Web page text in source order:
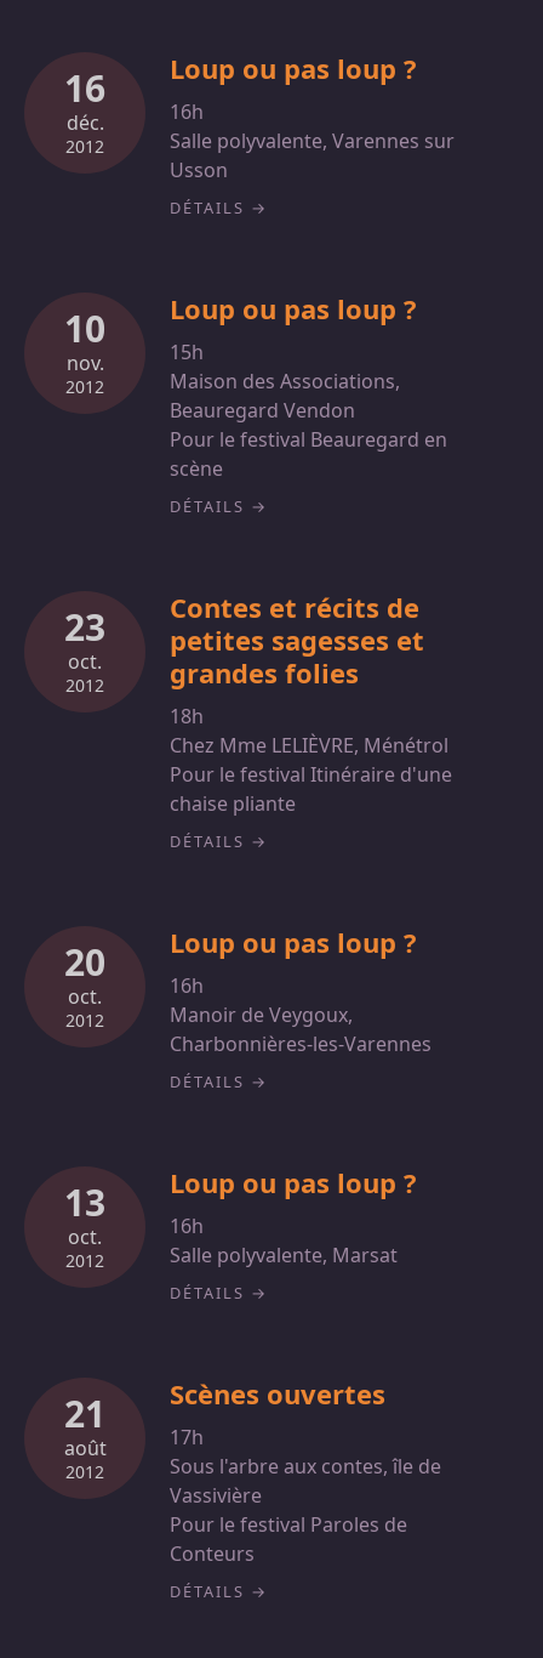
16
déc.
2012
Loup ou pas loup ?
16h
Salle polyvalente, Varennes sur
Usson
DÉTAILS
10
nov.
2012
Loup ou pas loup ?
15h
Maison des Associations,
Beauregard Vendon
Pour le festival Beauregard en
scène
DÉTAILS
23
oct.
2012
Contes et récits de
petites sagesses et
grandes folies
18h
Chez Mme LELIÈVRE, Ménétrol
Pour le festival Itinéraire d'une
chaise pliante
DÉTAILS
20
oct.
2012
Loup ou pas loup ?
16h
Manoir de Veygoux,
Charbonnières-les-Varennes
DÉTAILS
13
oct.
2012
Loup ou pas loup ?
16h
Salle polyvalente, Marsat
DÉTAILS
21
août
2012
Scènes ouvertes
17h
Sous l'arbre aux contes, île de
Vassivière
Pour le festival Paroles de
Conteurs
DÉTAILS